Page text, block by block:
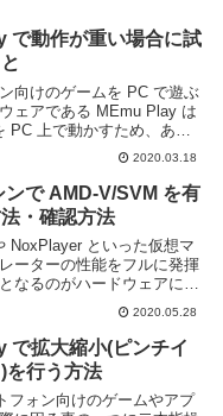
で動作が重い場合に試
向けのゲームを PC で遊ぶ
ェアである MEmu Play は
PC 上で動かすため、ある
求する。また、その設定や
っては動作が重く感じる場
。この...
2020.03.18
ンで AMD-V/SVM を有
・確認方法
NoxPlayer といった仮想マ
ーターの性能をフルに発揮
なるのがハードウェアによ
術だ。Intel であれば Intel
れば AMD-V や SVM ...
2020.05.28
で拡大縮小(ピンチイ
を行う方法
フォン向けのゲームやアプ